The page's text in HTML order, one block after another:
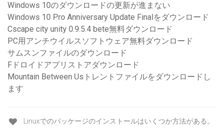
Windows 10のダウンロードの更新が進まない
Windows 10 Pro Anniversary Update Finalをダウンロード
Cscape city unity 0.9.5.4 bete無料ダウンロード
PC用アンチウイルスソフトウェア無料ダウンロード
サムスンファイルのダウンロード
Fドロイドアプリストアダウンロード
Mountain Between Usトレントファイルをダウンロードし
ます
Linuxでのパッケージのインストールはいくつか方法がある。